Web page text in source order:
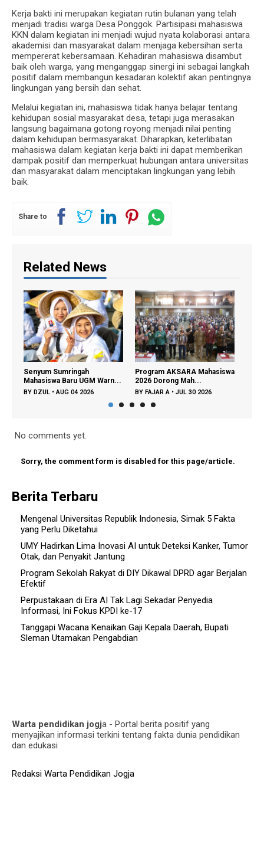
Kerja bakti ini merupakan kegiatan rutin bulanan yang telah
menjadi tradisi warga Desa Ponggok. Partisipasi mahasiswa
KKN dalam kegiatan ini menjadi wujud nyata kolaborasi antara
akademisi dan masyarakat dalam menjaga kebersihan serta
mempererat kebersamaan. Kehadiran mahasiswa disambut
baik oleh warga, yang menganggap sinergi ini sebagai langkah
positif dalam membangun kesadaran kolektif akan pentingnya
lingkungan yang bersih dan sehat.
Melalui kegiatan ini, mahasiswa tidak hanya belajar tentang
kehidupan sosial masyarakat desa, tetapi juga merasakan
langsung bagaimana gotong royong menjadi nilai penting
dalam kehidupan bermasyarakat. Diharapkan, keterlibatan
mahasiswa dalam kegiatan kerja bakti ini dapat memberikan
dampak positif dan memperkuat hubungan antara universitas
dan masyarakat dalam menciptakan lingkungan yang lebih
baik.
Share to
Related News
Senyum Sumringah
Mahasiswa Baru UGM Warn...
BY DZUL •AUG 04 2026
Program AKSARA Mahasiswa
2026 Dorong Mah...
BY FAJAR A • JUL 30 2026
No comments yet.
Sorry, the comment form is disabled for this page/article.
Berita Terbaru
Mengenal Universitas Republik Indonesia, Simak 5 Fakta
yang Perlu Diketahui
UMY Hadirkan Lima Inovasi AI untuk Deteksi Kanker, Tumor
Otak, dan Penyakit Jantung
Program Sekolah Rakyat di DIY Dikawal DPRD agar Berjalan
Efektif
Perpustakaan di Era AI Tak Lagi Sekadar Penyedia
Informasi, Ini Fokus KPDI ke-17
Tanggapi Wacana Kenaikan Gaji Kepala Daerah, Bupati
Sleman Utamakan Pengabdian
Warta pendidikan jogja - Portal berita positif yang
menyajikan informasi terkini tentang fakta dunia pendidikan
dan edukasi
Redaksi Warta Pendidikan Jogja